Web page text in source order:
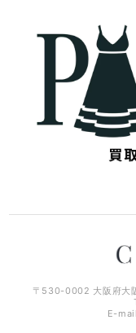
〒530-0002 大阪府大
E-